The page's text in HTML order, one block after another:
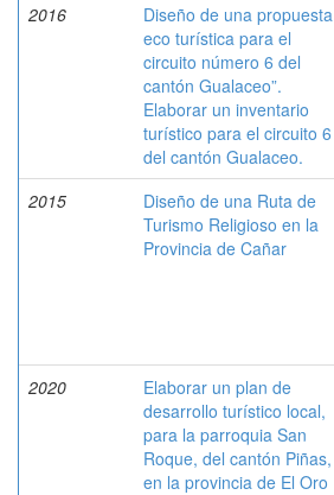
2016
Diseño de una propuesta
eco turística para el
circuito número 6 del
cantón Gualaceo”.
Elaborar un inventario
turístico para el circuito 6
del cantón Gualaceo.
2015
Diseño de una Ruta de
Turismo Religioso en la
Provincia de Cañar
2020
Elaborar un plan de
desarrollo turístico local,
para la parroquia San
Roque, del cantón Piñas,
en la provincia de El Oro